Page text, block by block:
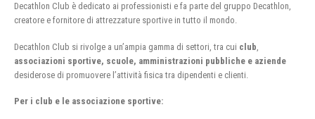
Decathlon Club è dedicato ai professionisti e fa parte del gruppo Decathlon,
creatore e fornitore di attrezzature sportive in tutto il mondo.
Decathlon Club si rivolge a un’ampia gamma di settori, tra cui club
associazioni sportive, scuole, amministrazioni pubbliche e aziende
desiderose di promuovere l’attività fisica tra dipendenti e clienti.
Per i club e le associazione sportive: